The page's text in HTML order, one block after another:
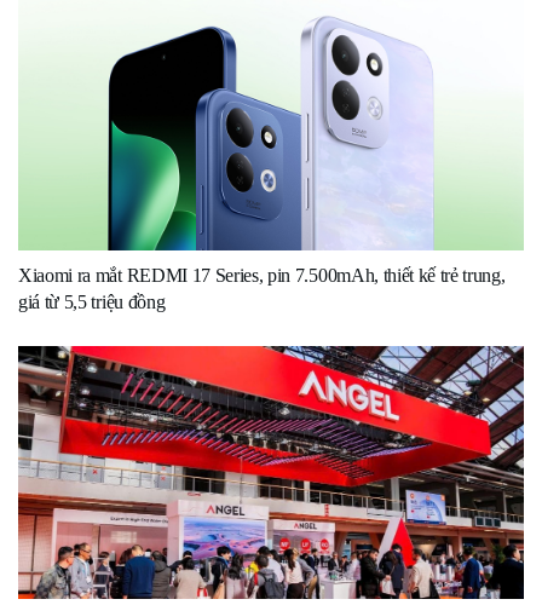
Xiaomi ra mắt REDMI 17 Series, pin 7.500mAh, thiết kế trẻ trung,
giá từ 5,5 triệu đồng